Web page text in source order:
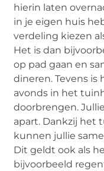
hierin laten
in je eigen huis
verdeling kiezen
Het is dan
op pad gaan en
dineren. Tevens is
avonds in het
doorbrengen.
apart. Dankzij het
kunnen jullie
Dit geldt ook als
bijvoorbeeld